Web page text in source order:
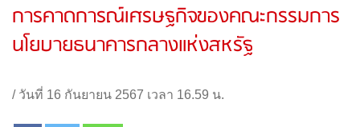
การคาดการณ์เศรษฐกิจของคณะกรรมการ
นโยบายธนาคารกลางแห่งสหรัฐ
/ วันที่ 16 กันยายน 2567 เวลา 16.59 น.